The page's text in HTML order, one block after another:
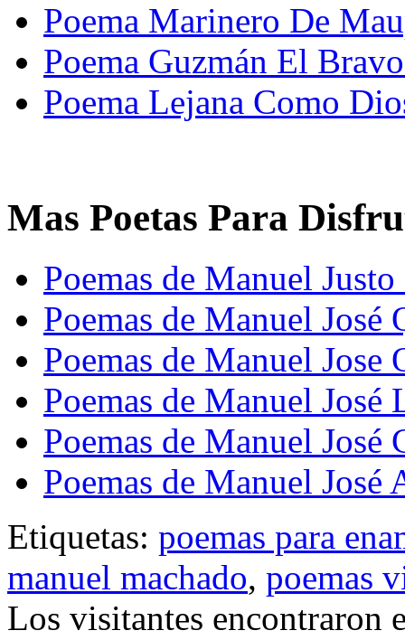
Poema Marinero De
Poema Guzmán El
Poema Lejana Como
Mas Poetas Para
Poemas de Manuel
Poemas de Manuel José
Poemas de Manuel Jose
Poemas de Manuel José
Poemas de Manuel José
Poemas de Manuel José
Etiquetas: poemas para
manuel machado, poemas
Los visitantes encontraron